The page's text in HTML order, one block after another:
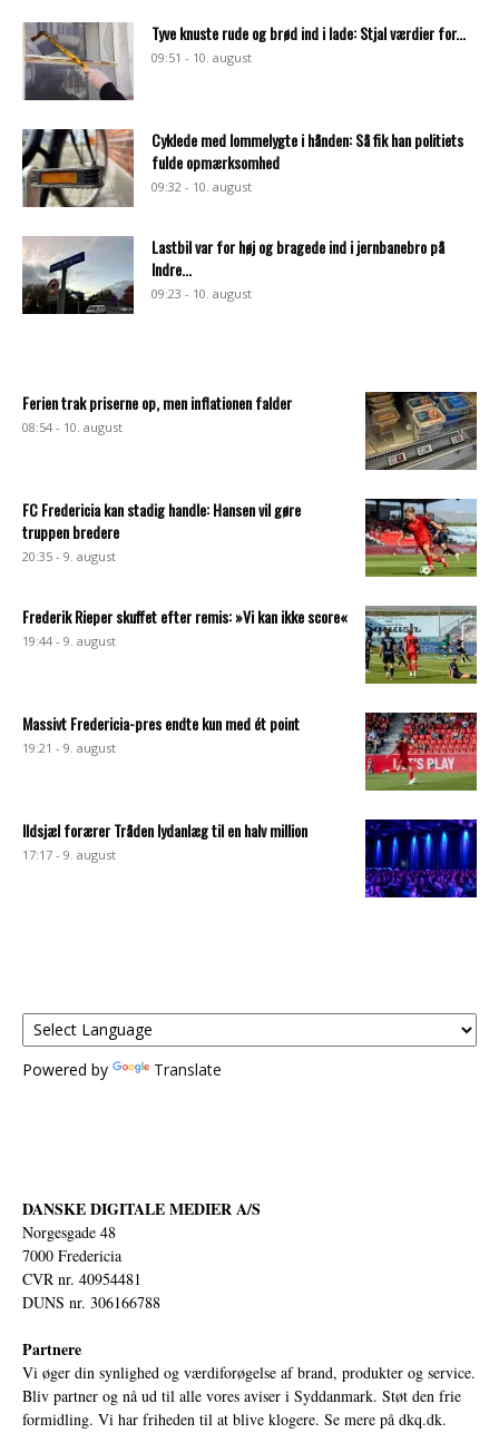
Tyve knuste rude og brød ind i lade: Stjal værdier for...
09:51 - 10. august
Cyklede med lommelygte i hånden: Så fik han politiets
fulde opmærksomhed
09:32 - 10. august
Lastbil var for høj og bragede ind i jernbanebro på
Indre...
09:23 - 10. august
Ferien trak priserne op, men inflationen falder
08:54 - 10. august
FC Fredericia kan stadig handle: Hansen vil gøre
truppen bredere
20:35 - 9. august
Frederik Rieper skuffet efter remis: »Vi kan ikke score«
19:44 - 9. august
Massivt Fredericia-pres endte kun med ét point
19:21 - 9. august
Ildsjæl forærer Tråden lydanlæg til en halv million
17:17 - 9. august
Powered by Translate
DANSKE DIGITALE MEDIER A/S
Norgesgade 48
7000 Fredericia
CVR nr. 40954481
DUNS nr. 306166788
Partnere
Vi øger din synlighed og værdiforøgelse af brand, produkter og service.
Bliv partner og nå ud til alle vores aviser i Syddanmark. Støt den frie
formidling. Vi har friheden til at blive klogere. Se mere på dkq.dk.